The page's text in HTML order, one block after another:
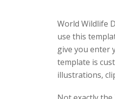
World Wildlife
use this
give you enter
template is
illustrations,